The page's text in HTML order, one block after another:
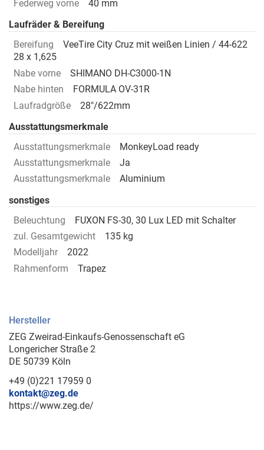
Federweg vorne
40 mm
Laufräder & Bereifung
Bereifung
VeeTire City Cruz mit weißen Linien / 44-622
28 x 1,625
Nabe vorne
SHIMANO DH-C3000-1N
Nabe hinten
FORMULA OV-31R
Laufradgröße
28"/622mm
Ausstattungsmerkmale
Ausstattungsmerkmale
MonkeyLoad ready
Ausstattungsmerkmale
Ja
Ausstattungsmerkmale
Aluminium
sonstiges
Beleuchtung
FUXON FS-30, 30 Lux LED mit Schalter
zul. Gesamtgewicht
135 kg
Modelljahr
2022
Rahmenform
Trapez
Hersteller
ZEG Zweirad-Einkaufs-Genossenschaft eG
Longericher Straße 2
DE 50739 Köln
+49 (0)221 17959 0
kontakt@zeg.de
https://www.zeg.de/